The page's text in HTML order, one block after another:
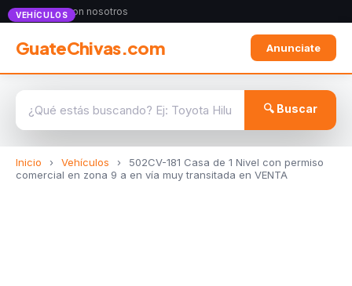
Anunciate con nosotros
GuateChivas.com Anunciate
🔍 Buscar
Inicio › Vehículos ›
502CV-181 Casa de 1 Nivel con permiso
comercial en zona 9 a en vía muy transitada en VENTA
VEHÍCULOS